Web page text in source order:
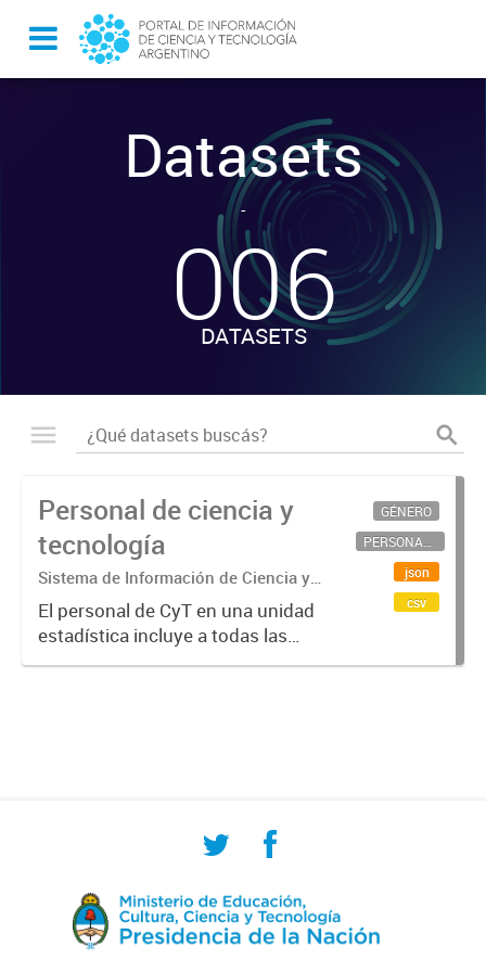
Datasets
-
006
DATASETS
Personal de ciencia y
tecnología
Sistema de Información de Ciencia y
Tecnología Argentino (SICYTAR)
El personal de CyT en una unidad
estadística incluye a todas las
personas involucradas
GÉNERO
PERSONAL CIENTÍFICO-TECNOLÓGICO
json
csv